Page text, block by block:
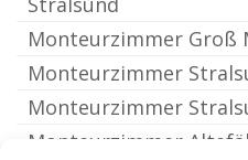
Monteurzimmer Groß
Monteurzimmer
Monteurzimmer
Monteurzimmer